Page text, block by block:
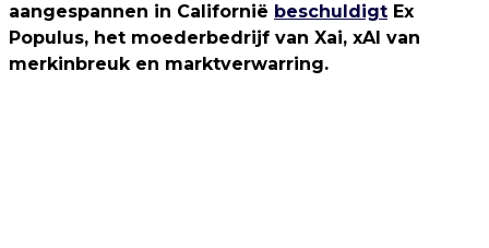
aangespannen in Californië beschuldigt Ex
Populus, het moederbedrijf van Xai, xAI van
merkinbreuk en marktverwarring.